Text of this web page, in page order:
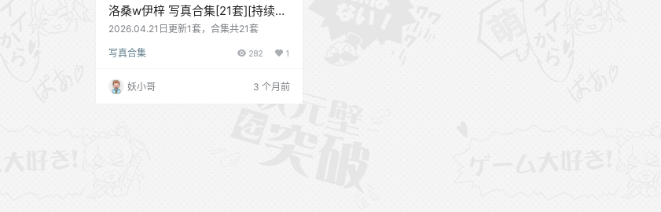
洛桑w伊梓 写真合集[21套][持续更
新]
2026.04.21日更新1套，合集共21套
写真合集 282 1
妖小哥 3 个月前